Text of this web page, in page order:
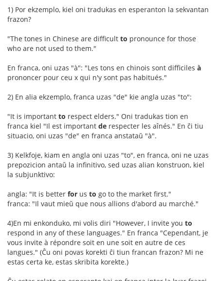
1) Por ekzemplo, kiel oni tradukas en esperanton la sekvantan
frazon?
"The tones in Chinese are difficult to pronounce for those
who are not used to them."
En franca, oni uzas "à": "Les tons en chinois sont difficiles à
prononcer pour ceu x qui n'y sont pas habitués."
2) En alia ekzemplo, franca uzas "de" kie angla uzas "to":
"It is important to respect elders." Oni tradukas tion en
franca kiel "Il est important de respecter les aînés." En ĉi tiu
situacio, oni uzas "de" en franca anstataŭ "à".
3) Kelkfoje, kiam en angla oni uzas "to", en franca, oni ne uzas
prepozicion antaŭ la infinitivo, sed uzas alian konstruon, kiel
la subjunktivo:
angla: "It is better for us to go to the market first."
franca: "Il vaut mieŭ que nous allions d'abord au marché."
4)En mi enkonduko, mi volis diri "However, I invite you to
respond in any of these languages." En franca "Cependant, je
vous invite à répondre soit en une soit en autre de ces
langues." (Ĉu oni povas korekti ĉi tiun francan frazon? Mi ne
estas certa ke, estas skribita korekte.)